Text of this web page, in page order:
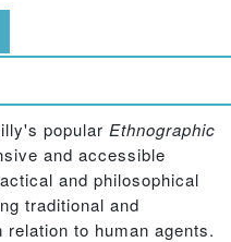
popular Ethnographic
and accessible
and philosophical
traditional and
to human agents.